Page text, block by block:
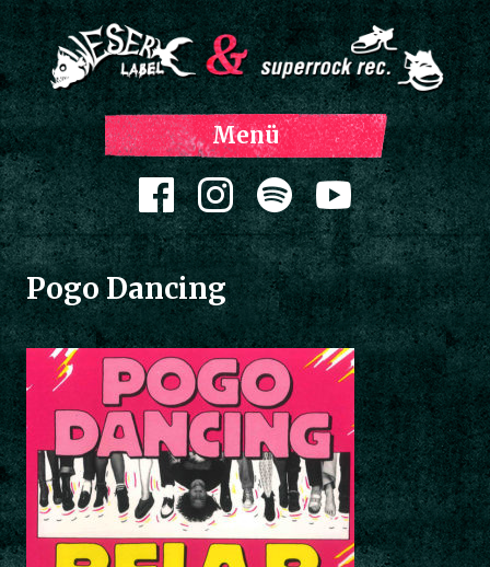
Menü
Zum Inhalt springen
Pogo Dancing